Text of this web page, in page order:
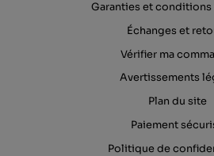
Garanties et conditions
Échanges et
Vérifier ma
Avertissements
Plan du site
Paiement
Politique de